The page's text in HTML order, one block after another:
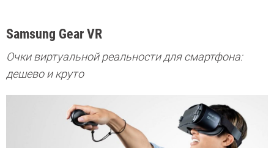
Samsung Gear VR
Очки виртуальной реальности для смартфона:
дешево и круто